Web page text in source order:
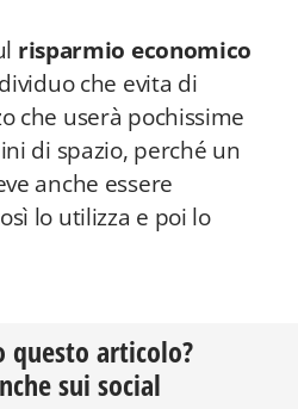
risparmio economico
che evita di
che userà pochissime
di spazio, perché un
anche essere
lo utilizza e poi lo
questo articolo?
sui social